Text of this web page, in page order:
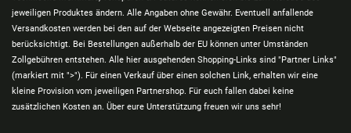
jeweiligen Produktes ändern. Alle Angaben ohne Gewähr. Eventuell anfallende
Versandkosten werden bei den auf der Webseite angezeigten Preisen nicht
berücksichtigt. Bei Bestellungen außerhalb der EU können unter Umständen
Zollgebühren entstehen. Alle hier ausgehenden Shopping-Links sind "Partner Links"
(markiert mit ">"). Für einen Verkauf über einen solchen Link, erhalten wir eine
kleine Provision vom jeweiligen Partnershop. Für euch fallen dabei keine
zusätzlichen Kosten an. Über eure Unterstützung freuen wir uns sehr!